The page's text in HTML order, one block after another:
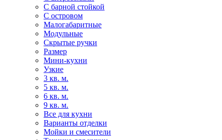
С барной стойкой
С островом
Малогабаритные
Модульные
Скрытые ручки
Размер
Мини-кухни
Узкие
3 кв. м.
5 кв. м.
6 кв. м.
9 кв. м.
Все для кухни
Варианты отделки
Мойки и смесители